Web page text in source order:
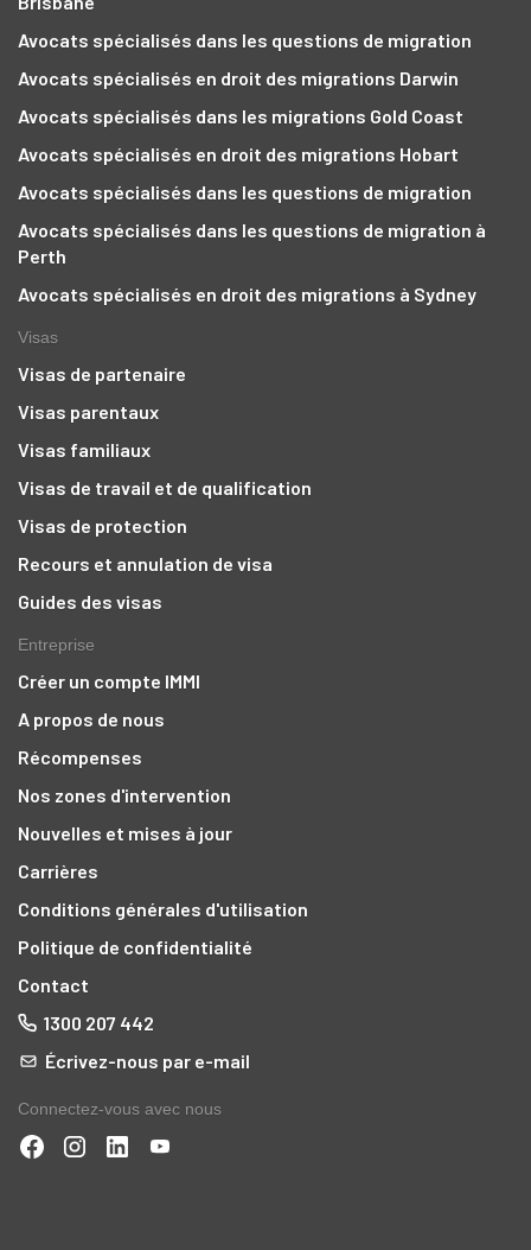
Avocats spécialisés dans les questions de migration
Avocats spécialisés en droit des migrations Darwin
Avocats spécialisés dans les migrations Gold Coast
Avocats spécialisés en droit des migrations Hobart
Avocats spécialisés dans les questions de migration
Avocats spécialisés dans les questions de migration à
Perth
Avocats spécialisés en droit des migrations à Sydney
Visas
Visas de partenaire
Visas parentaux
Visas familiaux
Visas de travail et de qualification
Visas de protection
Recours et annulation de visa
Guides des visas
Entreprise
Créer un compte IMMI
A propos de nous
Récompenses
Nos zones d'intervention
Nouvelles et mises à jour
Carrières
Conditions générales d'utilisation
Politique de confidentialité
Contact
1300 207 442
Écrivez-nous par e-mail
Connectez-vous avec nous